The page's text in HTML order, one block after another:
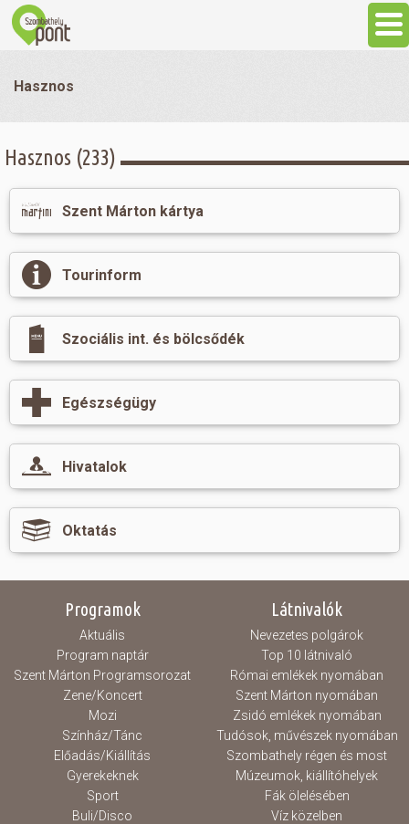
Gasztronómia
Szállás
Sport
Szabadidő
Hasznos
Hasznos
Hasznos (233)
Szent Márton kártya
Tourinform
Szociális int. és bölcsődék
Pálos Károly Központ
Egészségügy
Markusovszky kórház
Felnőtt háziorvosok
Gyógyszertárak
Defibrillátor elérhetőségek
Sportorvos
Hivatalok
Oktatás
Általános iskolák
Óvodák
Programok
Aktuális
Program naptár
Szent Márton Programsorozat
Zene/Koncert
Mozi
Színház/Tánc
Előadás/Kiállítás
Gyerekeknek
Sport
Buli/Disco
Látnivalók
Nevezetes polgárok
Top 10 látnivaló
Római emlékek nyomában
Szent Márton nyomában
Zsidó emlékek nyomában
Tudósok, művészek nyomában
Szombathely régen és most
Múzeumok, kiállítóhelyek
Fák ölelésében
Víz közelben